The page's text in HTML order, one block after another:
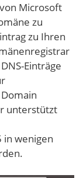
Microsoft
zu
zu Ihren
Einträge
unterstützt
in wenigen